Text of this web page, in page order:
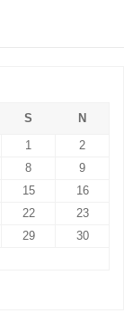
S
N
1
2
8
9
15
16
22
23
29
30